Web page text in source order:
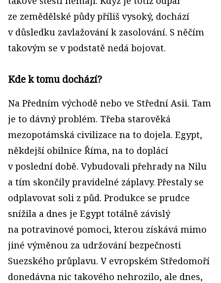
ze zemědělské půdy příliš vysoký, dochází
v důsledku zavlažování k zasolování. S něčím
takovým se v podstatě nedá bojovat.
Kde k tomu dochází?
Na Předním východě nebo ve Střední Asii. Tam
je to dávný problém. Třeba starověká
mezopotámská civilizace na to dojela. Egypt,
někdejší obilnice Říma, na to doplácí
v poslední době. Vybudovali přehrady na Nilu
a tím skončily pravidelné záplavy. Přestaly se
odplavovat soli z půd. Produkce se prudce
snížila a dnes je Egypt totálně závislý
na potravinové pomoci, kterou získává mimo
jiné výměnou za udržování bezpečnosti
Suezského průplavu. V evrop­ském Středomoří
donedávna nic takového nehrozilo, ale dnes,